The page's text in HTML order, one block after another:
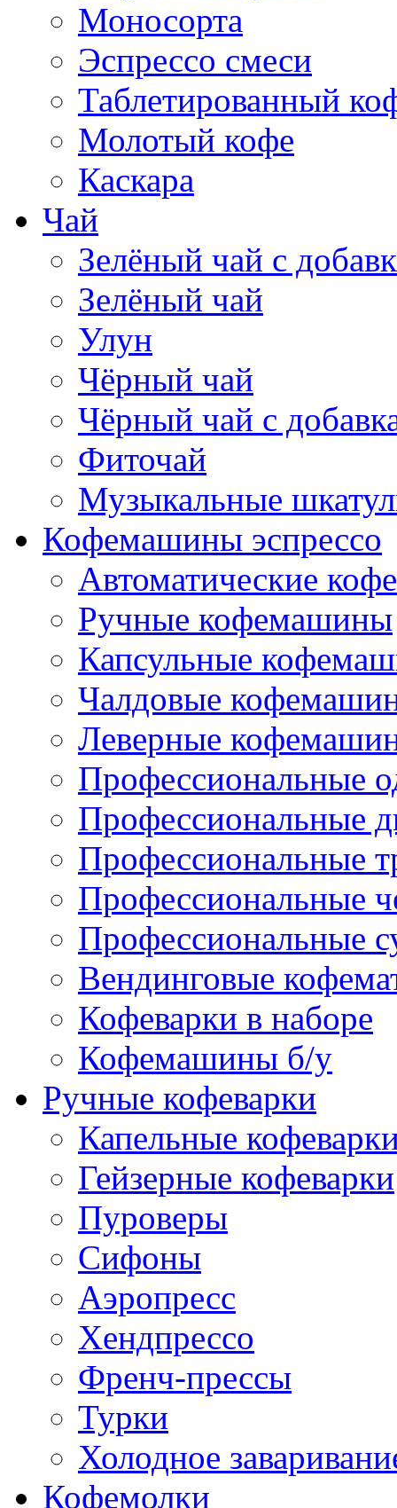
Моносорта
Эспрессо смеси
Таблетированный
Молотый кофе
Каскара
Чай
Зелёный чай с
Зелёный чай
Улун
Чёрный чай
Чёрный чай с
Фиточай
Музыкальные
Кофемашины эспрессо
Автоматические
Ручные кофемашины
Капсульные
Чалдовые
Леверные
Профессиональные
Профессиональные
Профессиональные
Профессиональные
Профессиональные
Вендинговые
Кофеварки в наборе
Кофемашины б/у
Ручные кофеварки
Капельные
Гейзерные кофеварки
Пуроверы
Сифоны
Аэропресс
Хендпрессо
Френч-прессы
Турки
Холодное
Кофемолки